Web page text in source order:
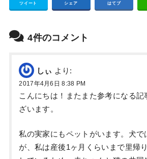
ツイート シェア はてブ
4件のコメント
しぃ より:
2017年4月6日 8:38 PM
こんにちは！またまた参考になる記
ざいます。
私の実家にもペットがいます。犬で
が、私は産後1ヶ月くらいまで里帰